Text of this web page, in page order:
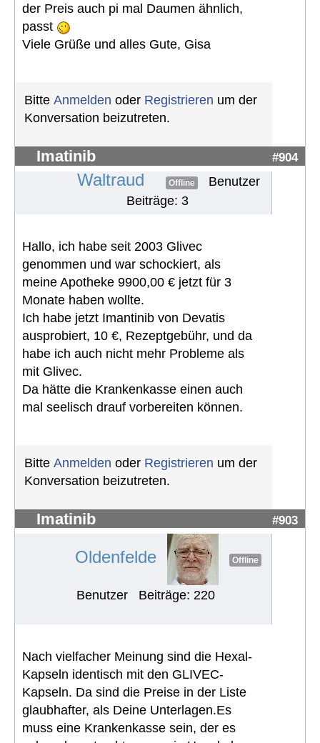
der Preis auch pi mal Daumen ähnlich,
passt
Viele Grüße und alles Gute, Gisa
Bitte Anmelden oder Registrieren um der
Konversation beizutreten.
Imatinib #904
Waltraud Offline
Benutzer
Beiträge: 3
Hallo, ich habe seit 2003 Glivec
genommen und war schockiert, als
meine Apotheke 9900,00 € jetzt für 3
Monate haben wollte.
Ich habe jetzt Imantinib von Devatis
ausprobiert, 10 €, Rezeptgebühr, und da
habe ich auch nicht mehr Probleme als
mit Glivec.
Da hätte die Krankenkasse einen auch
mal seelisch drauf vorbereiten können.
Bitte Anmelden oder Registrieren um der
Konversation beizutreten.
Imatinib #903
Oldenfelde Offline
Benutzer Beiträge: 220
Nach vielfacher Meinung sind die Hexal-
Kapseln identisch mit den GLIVEC-
Kapseln. Da sind die Preise in der Liste
glaubhafter, als Deine Unterlagen.Es
muss eine Krankenkasse sein, der es